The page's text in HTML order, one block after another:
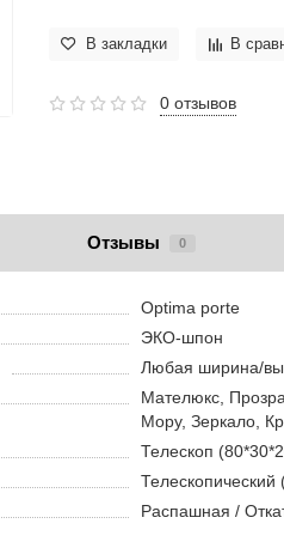
В закладки В
0 отзывов
Отзывы 0
Optima porte
ЭКО-шпон
Любая ширина/
Мателюкс,
Мору, Зеркало,
Телескоп
Распашная /